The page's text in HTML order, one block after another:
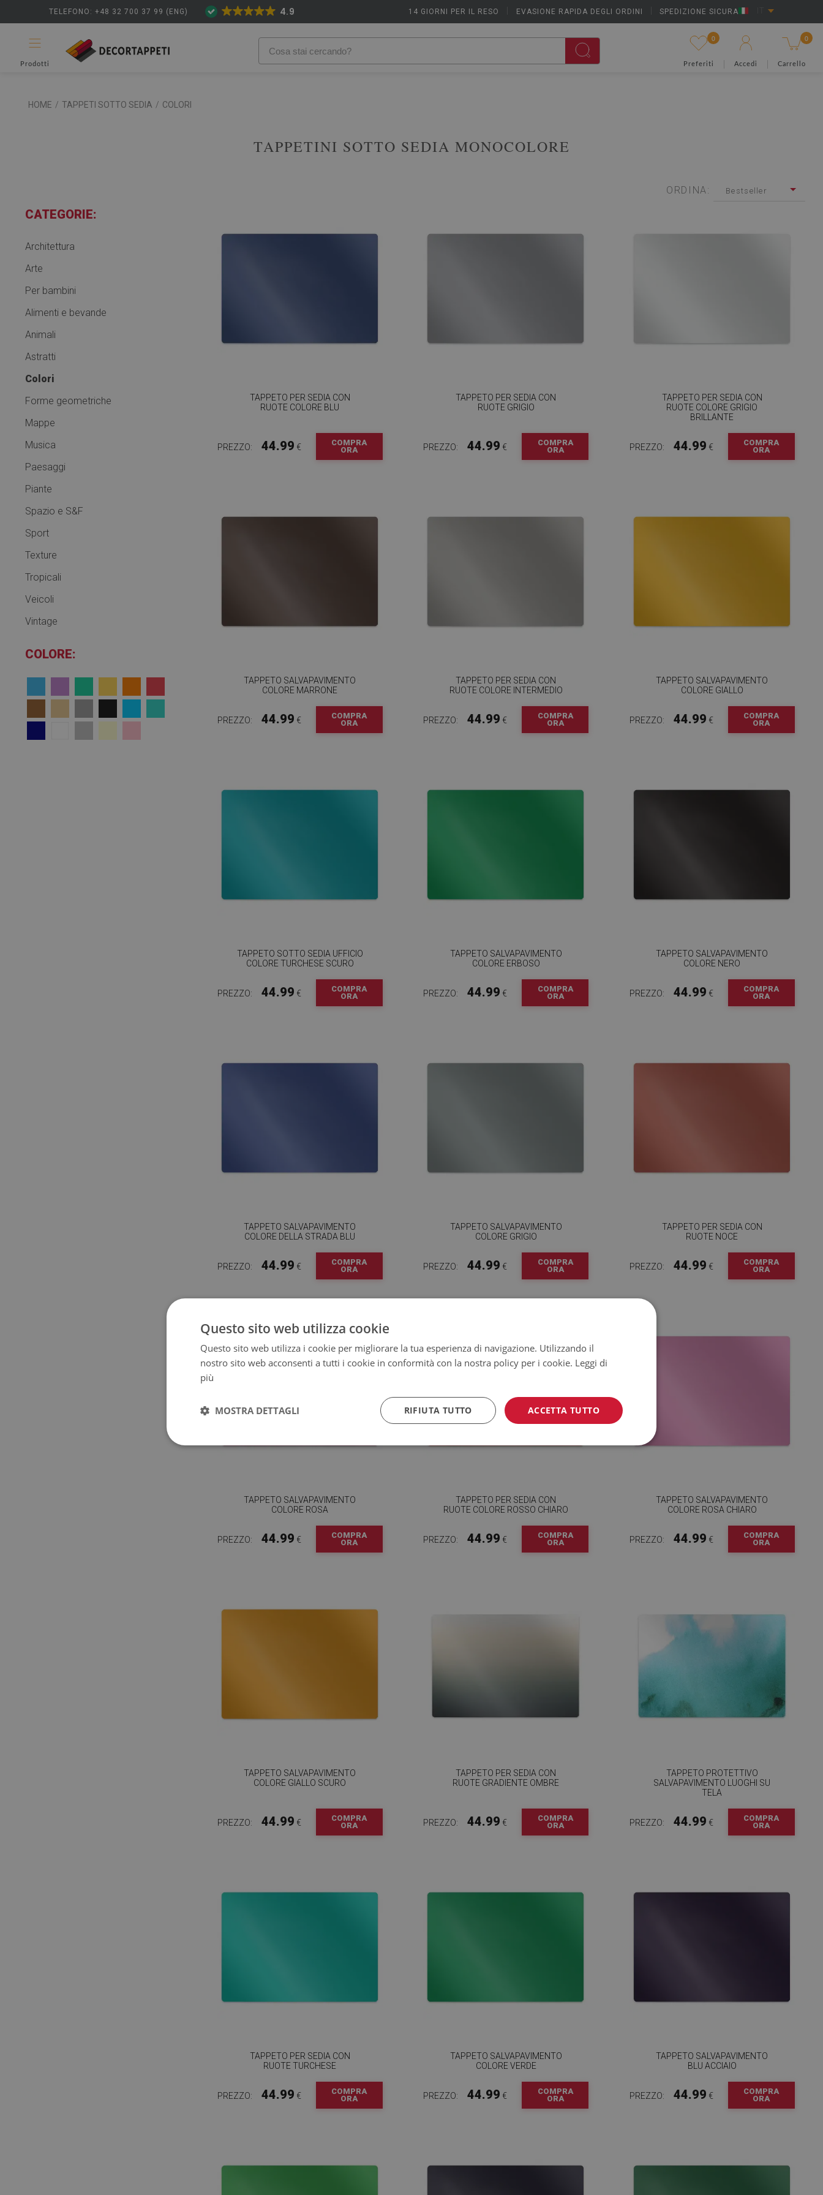
TELEFONO: +48 32 700 37 99 (ENG) 14 GIORNI PER IL RESO EVASIONE RAPIDA DEGLI ORDINI SPEDIZIONE SICURA
4.9
Prodotti
0
Preferiti Accedi
0
Carrello
HOME / TAPPETI SOTTO SEDIA / COLORI
TAPPETINI SOTTO SEDIA MONOCOLORE
ORDINA: Bestseller
CATEGORIE:
Architettura
Arte
Per bambini
Alimenti e bevande
Animali
Astratti
Colori
Forme geometriche
Mappe
Musica
Paesaggi
Piante
Spazio e S&F
Sport
Texture
Tropicali
Veicoli
Vintage
COLORE:
TAPPETO PER SEDIA CON
RUOTE COLORE BLU
PREZZO: 44.99 €
COMPRA
ORA
TAPPETO PER SEDIA CON
RUOTE GRIGIO
PREZZO: 44.99 €
COMPRA
ORA
TAPPETO PER SEDIA CON
RUOTE COLORE GRIGIO
BRILLANTE
PREZZO: 44.99 €
COMPRA
ORA
TAPPETO SALVAPAVIMENTO
COLORE MARRONE
PREZZO: 44.99 €
COMPRA
ORA
TAPPETO PER SEDIA CON
RUOTE COLORE INTERMEDIO
PREZZO: 44.99 €
COMPRA
ORA
TAPPETO SALVAPAVIMENTO
COLORE GIALLO
PREZZO: 44.99 €
COMPRA
ORA
TAPPETO SOTTO SEDIA UFFICIO
COLORE TURCHESE SCURO
PREZZO: 44.99 €
COMPRA
ORA
TAPPETO SALVAPAVIMENTO
COLORE ERBOSO
PREZZO: 44.99 €
COMPRA
ORA
TAPPETO SALVAPAVIMENTO
COLORE NERO
PREZZO: 44.99 €
COMPRA
ORA
TAPPETO SALVAPAVIMENTO
COLORE DELLA STRADA BLU
PREZZO: 44.99 €
COMPRA
ORA
TAPPETO SALVAPAVIMENTO
COLORE GRIGIO
PREZZO: 44.99 €
COMPRA
ORA
TAPPETO PER SEDIA CON
RUOTE NOCE
PREZZO: 44.99 €
COMPRA
ORA
TAPPETO SALVAPAVIMENTO
COLORE ROSA
PREZZO: 44.99 €
COMPRA
ORA
TAPPETO PER SEDIA CON
RUOTE COLORE ROSSO CHIARO
PREZZO: 44.99 €
COMPRA
ORA
TAPPETO SALVAPAVIMENTO
COLORE ROSA CHIARO
PREZZO: 44.99 €
COMPRA
ORA
TAPPETO SALVAPAVIMENTO
COLORE GIALLO SCURO
PREZZO: 44.99 €
COMPRA
ORA
TAPPETO PER SEDIA CON
RUOTE GRADIENTE OMBRE
PREZZO: 44.99 €
COMPRA
ORA
TAPPETO PROTETTIVO
SALVAPAVIMENTO LUOGHI SU
TELA
PREZZO: 44.99 €
COMPRA
ORA
TAPPETO PER SEDIA CON
RUOTE TURCHESE
PREZZO: 44.99 €
COMPRA
ORA
TAPPETO SALVAPAVIMENTO
COLORE VERDE
PREZZO: 44.99 €
COMPRA
ORA
TAPPETO SALVAPAVIMENTO
BLU ACCIAIO
PREZZO: 44.99 €
COMPRA
ORA
Questo sito web utilizza cookie
Questo sito web utilizza i cookie per migliorare la tua esperienza di navigazione. Utilizzando il
nostro sito web acconsenti a tutti i cookie in conformità con la nostra policy per i cookie. Leggi di
più
ACCETTA TUTTO
RIFIUTA TUTTO
MOSTRA DETTAGLI